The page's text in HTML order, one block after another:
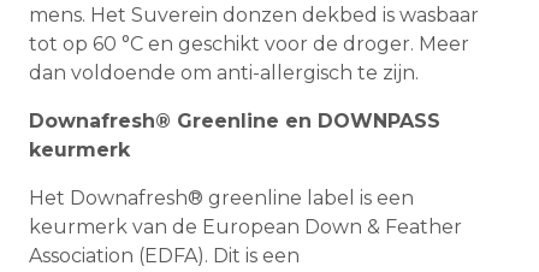
mens. Het Suverein donzen dekbed is wasbaar
tot op 60 °C en geschikt voor de droger. Meer
dan voldoende om anti-allergisch te zijn.
Downafresh® Greenline en DOWNPASS
keurmerk
Het Downafresh® greenline label is een
keurmerk van de European Down & Feather
Association (EDFA). Dit is een